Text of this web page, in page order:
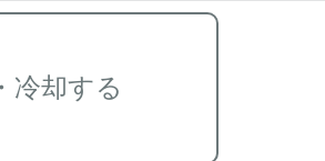
冷却する